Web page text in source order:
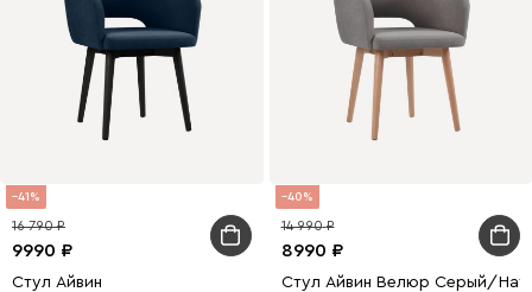
41
9990
16 790
Стул Айвин
40
8990
14 990
Стул Айвин Велюр Серый/